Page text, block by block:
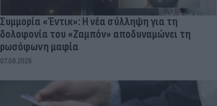
Συμμορία «Έντικ»: Η νέα σύλληψη για τη
δολοφονία του «Ζαμπόν» αποδυναμώνει τη
ρωσόφωνη μαφία
07.08.2026